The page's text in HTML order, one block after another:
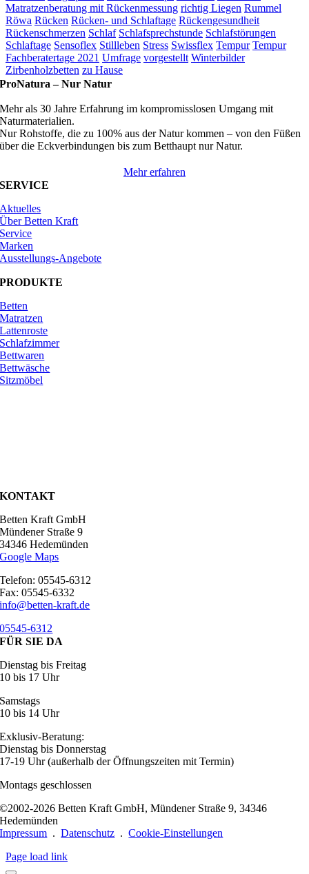
Matratzenberatung mit Rückenmessung richtig Liegen Rummel
Röwa Rücken Rücken- und Schlaftage Rückengesundheit
Rückenschmerzen Schlaf Schlafsprechstunde Schlafstörungen
Schlaftage Sensoflex Stillleben Stress Swissflex Tempur Tempur
Fachberatertage 2021 Umfrage vorgestellt Winterbilder
Zirbenholzbetten zu Hause
ProNatura –Nur Natur
Mehr als 30 Jahre Erfahrung im kompromisslosen Umgang mit
Naturmaterialien.
Nur Rohstoffe, die zu 100% aus der Natur kommen – von den Füßen
über die Eckverbindungen bis zum Betthaupt nur Natur.
Mehr erfahren
SERVICE
Aktuelles
Über Betten Kraft
Service
Marken
Ausstellungs-Angebote
PRODUKTE
Betten
Matratzen
Lattenroste
Schlafzimmer
Bettwaren
Bettwäsche
Sitzmöbel
KONTAKT
Betten Kraft GmbH
Mündener Straße 9
34346 Hedemünden
Google Maps
Telefon: 05545-6312
Fax: 05545-6332
info@betten-kraft.de
05545-6312
FÜR SIE DA
Dienstag bis Freitag
10 bis 17 Uhr
Samstags
10 bis 14 Uhr
Exklusiv-Beratung:
Dienstag bis Donnerstag
17-19 Uhr (außerhalb der Öffnungszeiten mit Termin)
Montags geschlossen
©2002-2026 Betten Kraft GmbH, Mündener Straße 9, 34346
Hedemünden
Impressum .Datenschutz .Cookie-Einstellungen
Page load link